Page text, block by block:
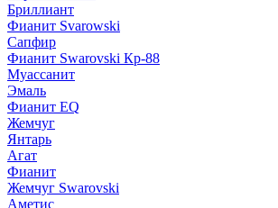
Бриллиант
Фианит Svarowski
Сапфир
Фианит Swarovski Кр-88
Муассанит
Эмаль
Фианит EQ
Жемчуг
Янтарь
Агат
Фианит
Жемчуг Swarovski
Аметис